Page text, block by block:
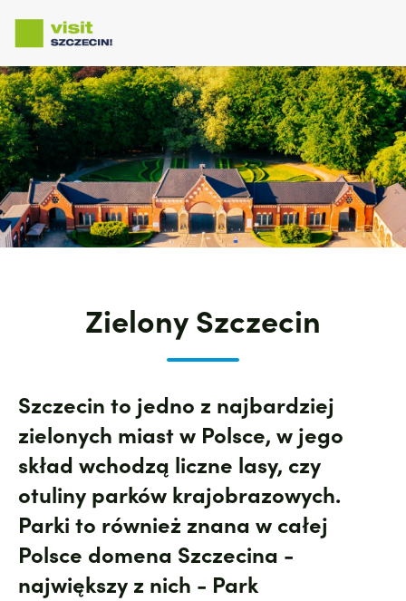
Przejdź
do
treści
Zielony Szczecin
Szczecin to jedno z najbardziej
zielonych miast w Polsce, w jego
skład wchodzą liczne lasy, czy
otuliny parków krajobrazowych.
Parki to również znana w całej
Polsce domena Szczecina -
największy z nich - Park